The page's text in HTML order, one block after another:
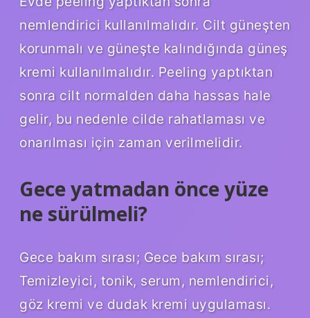
nemlendirici kullanılmalıdır. Cilt güneşten
korunmalı ve güneşte kalındığında güneş
kremi kullanılmalıdır. Peeling yaptıktan
sonra cilt normalden daha hassas hale
gelir, bu nedenle cilde rahatlaması ve
onarılması için zaman verilmelidir.
Gece yatmadan önce yüze
ne sürülmeli?
Gece bakım sırası; Gece bakım sırası;
Temizleyici, tonik, serum, nemlendirici,
göz kremi ve dudak kremi uygulaması.